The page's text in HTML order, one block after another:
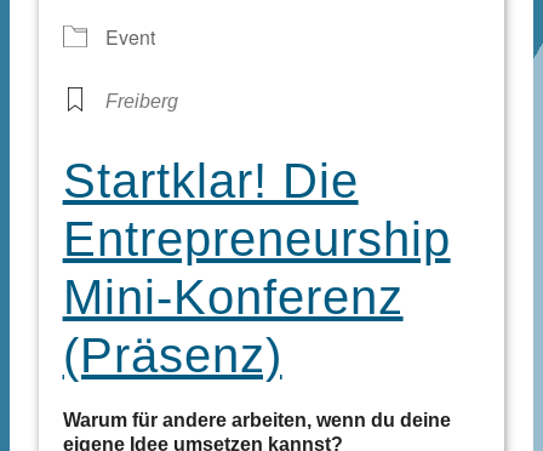
Event
Freiberg
Startklar! Die
Entrepreneurship
Mini-Konferenz
(Präsenz)
Warum für andere arbeiten, wenn du deine
eigene Idee umsetzen kannst?